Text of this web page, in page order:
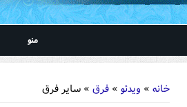
منو
خانه » ویدئو » فرق » سایر فرق